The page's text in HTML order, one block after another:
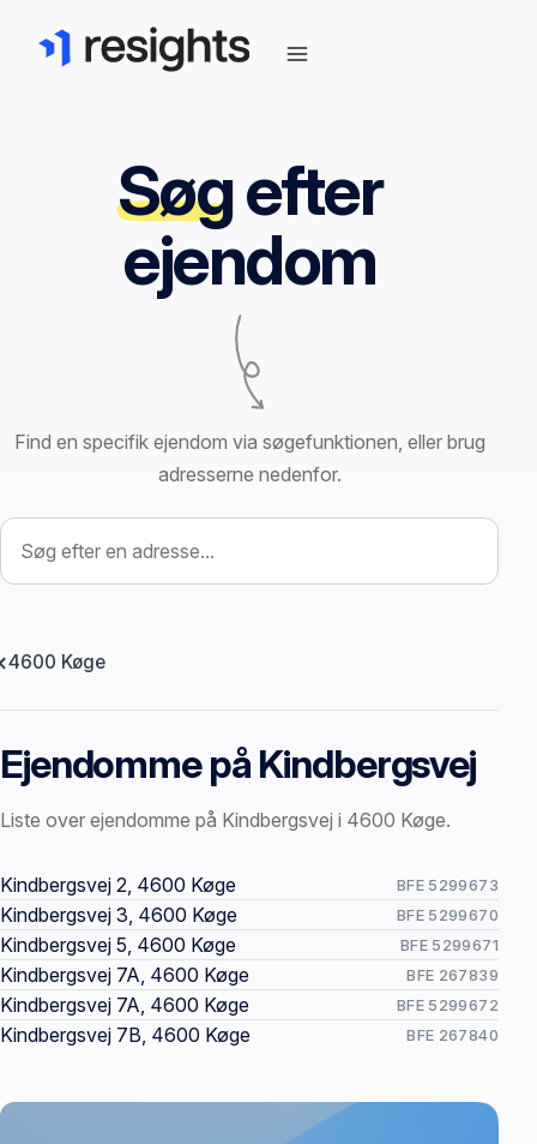
Søgefter
ejendom
Find en specifik ejendom via søgefunktionen, eller brug
adresserne nedenfor.
Søg efter ejendom
4600 Køge
Ejendomme på Kindbergsvej
Liste over ejendomme på Kindbergsvej i 4600 Køge.
Offentlige ejendomssider
Kindbergsvej 2, 4600 Køge BFE 5299673
Kindbergsvej 3, 4600 Køge BFE 5299670
Kindbergsvej 5, 4600 Køge BFE 5299671
Kindbergsvej 7A, 4600 Køge BFE 267839
Kindbergsvej 7A, 4600 Køge BFE 5299672
Kindbergsvej 7B, 4600 Køge BFE 267840